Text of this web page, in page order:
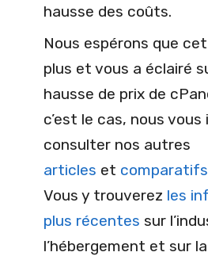
hausse des coûts.
Nous espérons que
plus et vous a éclairé
hausse de prix de
c’est le cas, nous
consulter nos autres
articles et comparatifs
Vous y trouverez les
plus récentes sur
l’hébergement et sur